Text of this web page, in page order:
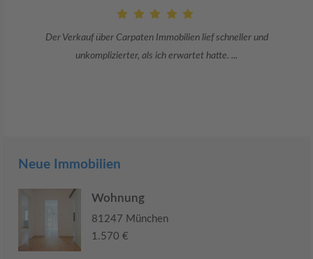
Danke an Carpaten Immobilien und besonders an Frau Adriana Sarca.
Sie war viele Monate mehr als ...
Neue Immobilien
Wohnung
81247 München
1.570 €